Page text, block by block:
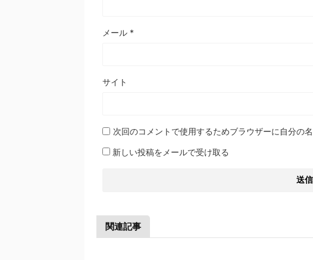
メール *
サイト
次回のコメントで使用するためブラウザーに自分の
新しい投稿をメールで受け取る
関連記事